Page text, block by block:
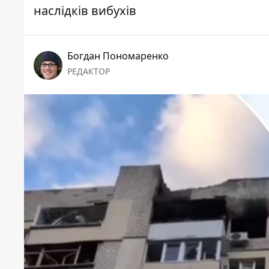
наслідків вибухів
Богдан Пономаренко
РЕДАКТОР